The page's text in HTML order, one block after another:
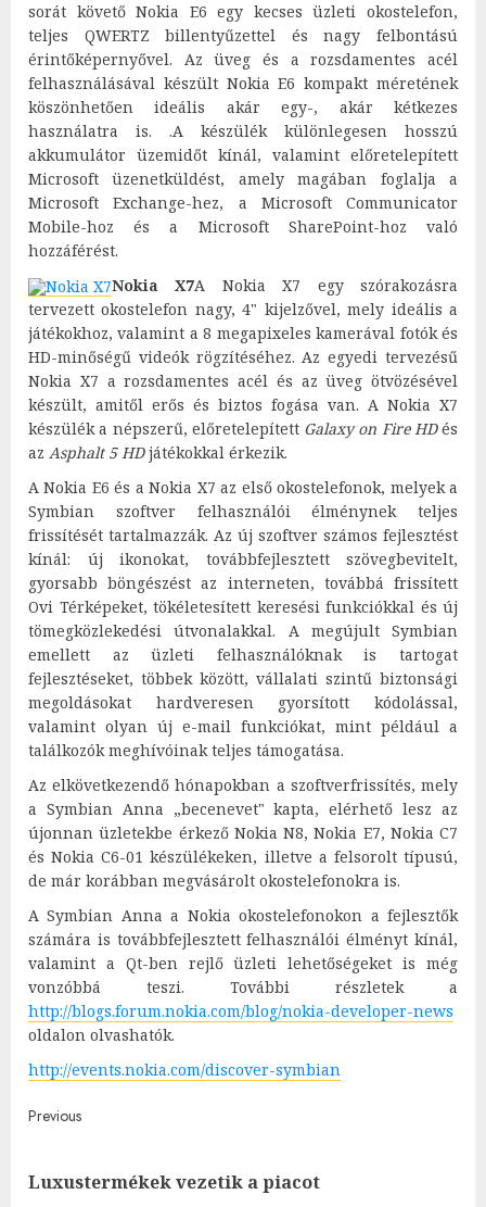
sorát követő Nokia E6 egy kecses üzleti okostelefon,
teljes QWERTZ billentyűzettel és nagy felbontású
érintőképernyővel. Az üveg és a rozsdamentes acél
felhasználásával készült Nokia E6 kompakt méretének
köszönhetően ideális akár egy-, akár kétkezes
használatra is. .A készülék különlegesen hosszú
akkumulátor üzemidőt kínál, valamint előretelepített
Microsoft üzenetküldést, amely magában foglalja a
Microsoft Exchange-hez, a Microsoft Communicator
Mobile-hoz és a Microsoft SharePoint-hoz való
hozzáférést.
Nokia X7A Nokia X7 egy szórakozásra
tervezett okostelefon nagy, 4" kijelzővel, mely ideális a
játékokhoz, valamint a 8 megapixeles kamerával fotók és
HD-minőségű videók rögzítéséhez. Az egyedi tervezésű
Nokia X7 a rozsdamentes acél és az üveg ötvözésével
készült, amitől erős és biztos fogása van. A Nokia X7
készülék a népszerű, előretelepített Galaxy on Fire HDés
az Asphalt 5 HDjátékokkal érkezik.
A Nokia E6 és a Nokia X7 az első okostelefonok, melyek a
Symbian szoftver felhasználói élménynek teljes
frissítését tartalmazzák. Az új szoftver számos fejlesztést
kínál: új ikonokat, továbbfejlesztett szövegbevitelt,
gyorsabb böngészést az interneten, továbbá frissített
Ovi Térképeket, tökéletesített keresési funkciókkal és új
tömegközlekedési útvonalakkal. A megújult Symbian
emellett az üzleti felhasználóknak is tartogat
fejlesztéseket, többek között, vállalati szintű biztonsági
megoldásokat hardveresen gyorsított kódolással,
valamint olyan új e-mail funkciókat, mint például a
találkozók meghívóinak teljes támogatása.
Az elkövetkezendő hónapokban a szoftverfrissítés, mely
a Symbian Anna „becenevet" kapta, elérhető lesz az
újonnan üzletekbe érkező Nokia N8, Nokia E7, Nokia C7
és Nokia C6-01 készülékeken, illetve a felsorolt típusú,
de már korábban megvásárolt okostelefonokra is.
A Symbian Anna a Nokia okostelefonokon a fejlesztők
számára is továbbfejlesztett felhasználói élményt kínál,
valamint a Qt-ben rejlő üzleti lehetőségeket is még
vonzóbbá teszi. További részletek a
http://blogs.forum.nokia.com/blog/nokia-developer-news
oldalon olvashatók.
http://events.nokia.com/discover-symbian
Post
navigation
Previous
Luxustermékek vezetik a piacot